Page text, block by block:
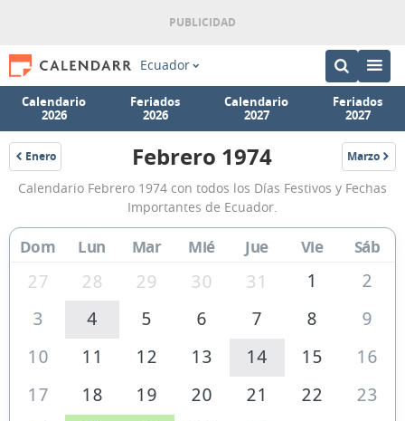
Ecuador
Calendario
2026
Feriados
2026
Calendario
2027
Feriados
2027
Enero
1974
Calendario
Febrero
1974
de
Ecuador
Febrero 1974 Marzo
1974
Calendario Febrero 1974 con todos los Días Festivos y Fechas
Importantes de Ecuador.
Dom Lun Mar Mié Jue Vie Sáb
27 28 29 30 31 1
2
3
4 5 6 7 8
9
10
11 12 13 14 15
16
17
18 19 20 21 22
23